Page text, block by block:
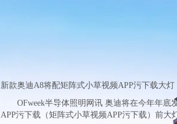
新款奥迪A8将配矩阵式小草视频APP污下载大灯
OFweek半导体照明网讯 奥迪将在今年年底
APP污下载（矩阵式小草视频APP污下载）